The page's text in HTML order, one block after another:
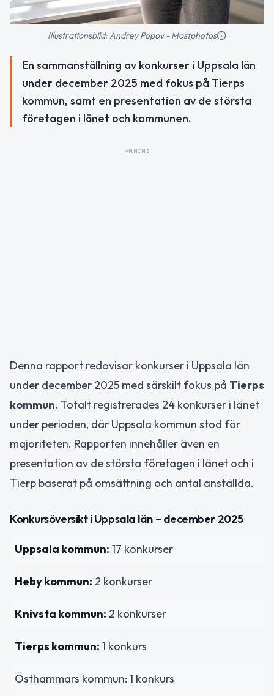
Illustrationsbild: Andrey Popov - Mostphotos
En sammanställning av konkurser i Uppsala län
under december 2025 med fokus på Tierps
kommun, samt en presentation av de största
företagen i länet och kommunen.
ANNONS
Denna rapport redovisar konkurser i Uppsala län
under december 2025 med särskilt fokus på Tierps
kommun. Totalt registrerades 24 konkurser i länet
under perioden, där Uppsala kommun stod för
majoriteten. Rapporten innehåller även en
presentation av de största företagen i länet och i
Tierp baserat på omsättning och antal anställda.
Konkursöversikt i Uppsala län – december 2025
Uppsala kommun: 17 konkurser
Heby kommun: 2 konkurser
Knivsta kommun: 2 konkurser
Tierps kommun: 1 konkurs
Östhammars kommun: 1 konkurs